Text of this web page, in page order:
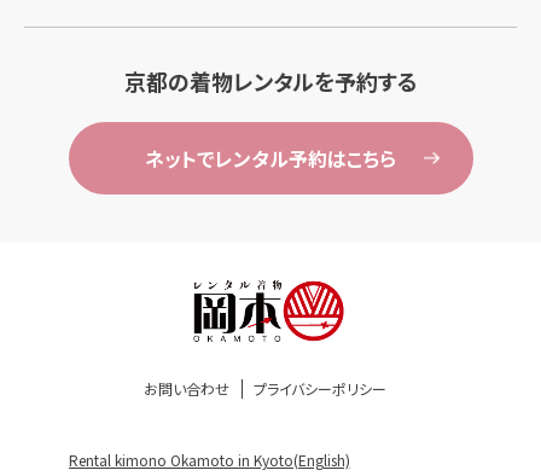
京都の着物レンタルを予約する
ネットでレンタル予約はこちら
お問い合わせ プライバシーポリシー
Rental kimono Okamoto in Kyoto(English)